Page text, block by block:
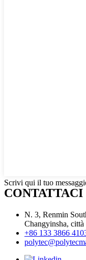
Scrivi qui il tuo
CONTATTACI
N. 3, Renmin
Changyinsha,
+86 133 3866